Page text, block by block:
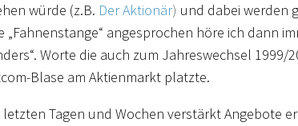
würde (z.B. Der Aktionär) und dabei werden
„Fahnenstange“ angesprochen höre ich dann
Worte die auch zum Jahreswechsel 1999/
Blase am Aktienmarkt platzte.
letzten Tagen und Wochen verstärkt Angebote